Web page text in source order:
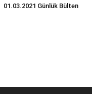
01.03.2021 Günlük Bülten